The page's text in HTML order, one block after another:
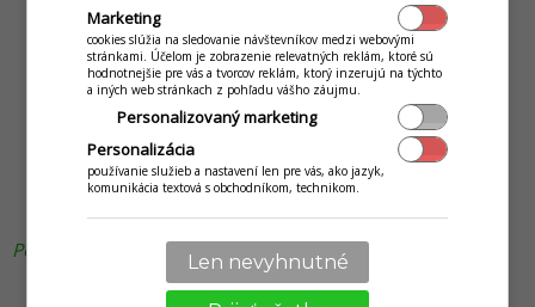
Poznámka na položku v objednávke
Marketing
cookies slúžia na sledovanie návštevníkov medzi webovými
stránkami. Účelom je zobrazenie relevatných reklám, ktoré sú
hodnotnejšie pre vás a tvorcov reklám, ktorý inzerujú na týchto
a iných web stránkach z pohľadu vášho záujmu.
Personalizovaný marketing
Personalizácia
používanie služieb a nastavení len pre vás, ako jazyk,
komunikácia textová s obchodníkom, technikom.
Len nevyhnutné